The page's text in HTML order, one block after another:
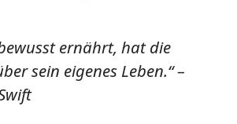
ernährt, hat die
sein eigenes Leben.“ –